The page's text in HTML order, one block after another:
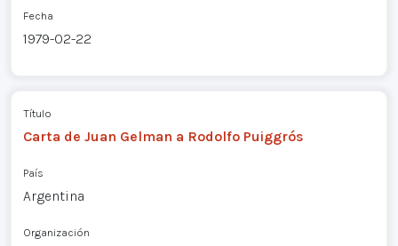
Fecha
1979-02-22
Título
Carta de Juan Gelman a Rodolfo Puiggrós
País
Argentina
Organización